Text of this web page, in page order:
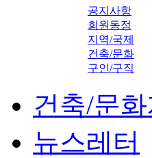
공지사항
회원동정
지역/국제
건축/문화
구인/구직
건축/문
뉴스레터